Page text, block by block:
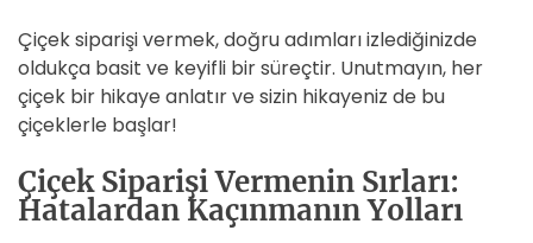
Çiçek siparişi vermek, doğru adımları izlediğinizde
oldukça basit ve keyifli bir süreçtir. Unutmayın, her
çiçek bir hikaye anlatır ve sizin hikayeniz de bu
çiçeklerle başlar!
Çiçek Siparişi Vermenin Sırları:
Hatalardan Kaçınmanın Yolları